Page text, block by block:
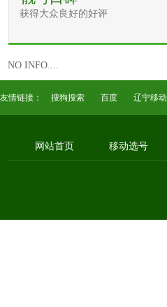
获得大众良好的好评
NO INFO....
友情链接： 搜狗搜索 百度 辽宁移动
网站首页 移动选号